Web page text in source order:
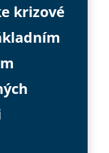
krizové